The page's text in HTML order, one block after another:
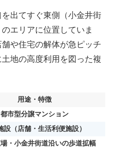
出てすぐ東側（小金井街
エリアに位置していま
や住宅の解体が急ピッチ
地の高度利用を図った複
用途・特徴
都市型分譲マンション
設（店舗・生活利便施設）
・小金井街道沿いの歩道拡幅